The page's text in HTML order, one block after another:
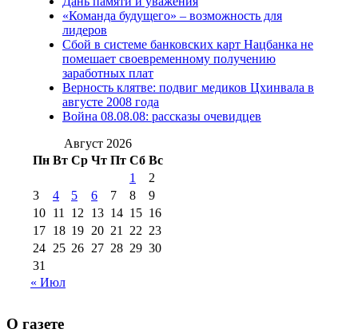
2012 г(15)№97 30 июля 2015 г
(15)№98 1 августа 2015 г
августа 2016 г(10)№98 5 июля 2014 г(10)
№98 8 августа 2013 г
августа 2012 г(14)
2017 г(9)
№99 4 августа
2016 г(12) №99 8 июля 2014 г
августа 2012 г(11)
августа 2013 г
(12)
«Команда будущего» – возможность для
лидеров
Сбой в системе банковских карт Нацбанка не
помешает своевременному получению
заработных плат
Верность клятве: подвиг медиков Цхинвала в
августе 2008 года
Война 08.08.08: рассказы очевидцев
Август 2026
Пн Вт Ср Чт Пт Сб Вс
1
2
3
4 5 6 7 8
9
10 11 12 13 14 15 16
17 18 19 20 21 22 23
24 25 26 27 28 29 30
31
« Июл
О газете